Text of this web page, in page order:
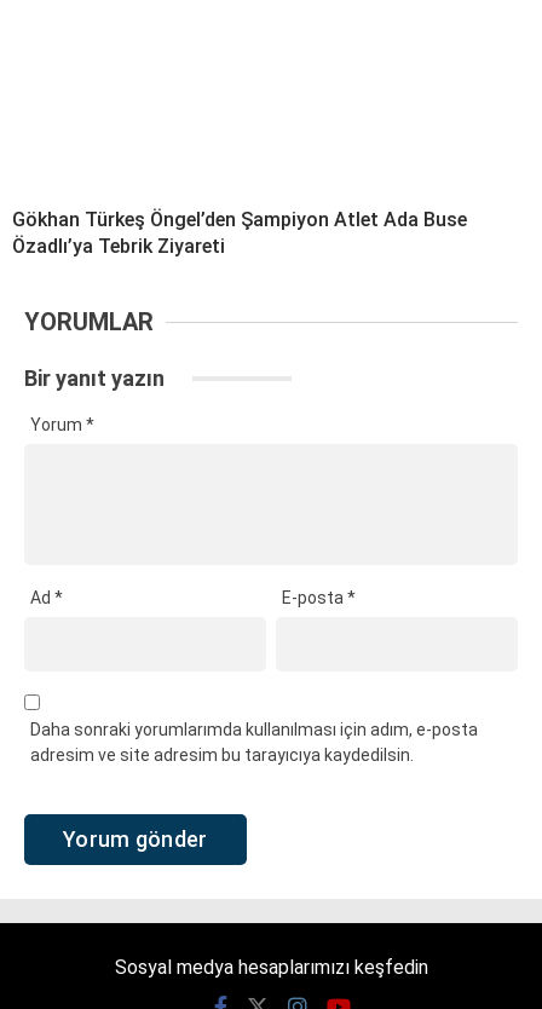
Gökhan Türkeş Öngel’den Şampiyon Atlet Ada Buse
Özadlı’ya Tebrik Ziyareti
YORUMLAR
Bir yanıt yazın
Yorum *
Ad * E-posta*
Daha sonraki yorumlarımda kullanılması için adım, e-posta
adresim ve site adresim bu tarayıcıya kaydedilsin.
Sosyal medya hesaplarımızı keşfedin